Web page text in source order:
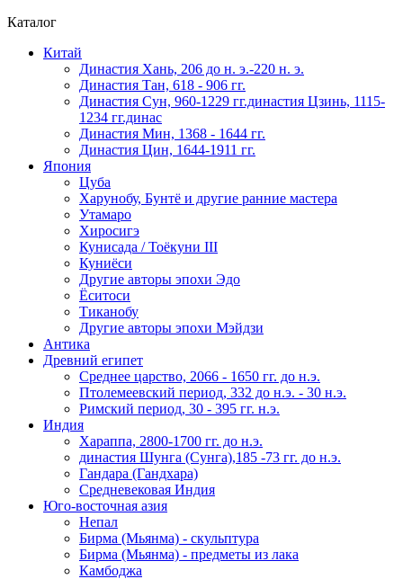
Каталог
Китай
Династия Хань, 206 до н. э.-220 н. э.
Династия Тан, 618 - 906 гг.
Династия Сун, 960-1229 гг.династия Цзинь, 1115-
1234 гг.динас
Династия Мин, 1368 - 1644 гг.
Династия Цин, 1644-1911 гг.
Япония
Цуба
Харунобу, Бунтё и другие ранние мастера
Утамаро
Хиросигэ
Кунисада / Тоёкуни III
Куниёси
Другие авторы эпохи Эдо
Ёситоси
Тиканобу
Другие авторы эпохи Мэйдзи
Антика
Древний египет
Среднее царство, 2066 - 1650 гг. до н.э.
Птолемеевский период, 332 до н.э. - 30 н.э.
Римский период, 30 - 395 гг. н.э.
Индия
Хараппа, 2800-1700 гг. до н.э.
династия Шунга (Сунга),185 -73 гг. до н.э.
Гандара (Гандхара)
Средневековая Индия
Юго-восточная азия
Непал
Бирма (Мьянма) - скульптура
Бирма (Мьянма) - предметы из лака
Камбоджа